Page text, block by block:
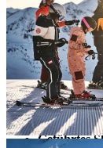
Kostenfreie
Snow Mastermind -
* einige
Beratung–
Schnee von
Geführtes